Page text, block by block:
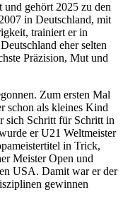
und gehört 2025 zu den
in Deutschland, mit
trainiert er in
eher selten
Präzision, Mut und
Zum ersten Mal
schon als kleines Kind
sich Schritt für Schritt in
er U21 Weltmeister
in Trick,
Meister Open und
USA. Damit war er der
gewinnen